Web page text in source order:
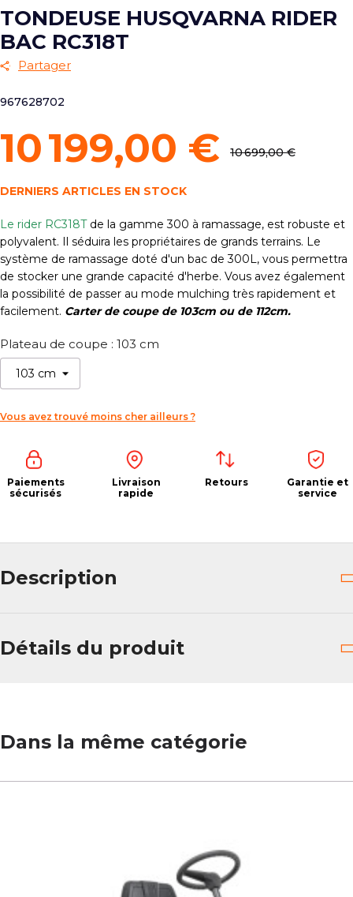
TONDEUSE HUSQVARNA RIDER
BAC RC318T
Partager
967628702
10 199,00 € 10 699,00 €
DERNIERS ARTICLES EN STOCK
Le rider RC318T de la gamme 300 à ramassage, est robuste et
polyvalent. Il séduira les propriétaires de grands terrains. Le
système de ramassage doté d'un bac de 300L, vous permettra
de stocker une grande capacité d'herbe. Vous avez également
la possibilité de passer au mode mulching très rapidement et
facilement. Carter de coupe de 103cm ou de 112cm.
Plateau de coupe : 103 cm
Vous avez trouvé moins cher ailleurs ?
Paiements
sécurisés
Livraison
rapide
Retours
Garantie et
service
Description
Détails du produit
Dans la même catégorie